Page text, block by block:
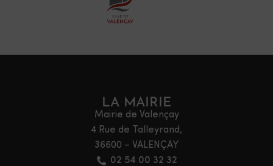
LA MAIRIE
Mairie de Valençay
4 Rue de Talleyrand,
36600 – VALENÇAY
02 54 00 32 32